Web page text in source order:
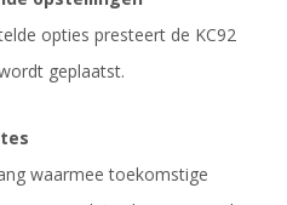
opties presteert de KC92
geplaatst.
waarmee toekomstige